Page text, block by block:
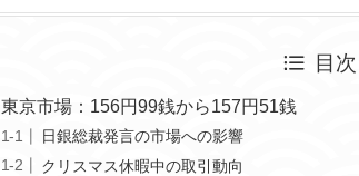
目次
東京市場：156円99銭から157円51銭
日銀総裁発言の市場への影響
クリスマス休暇中の取引動向